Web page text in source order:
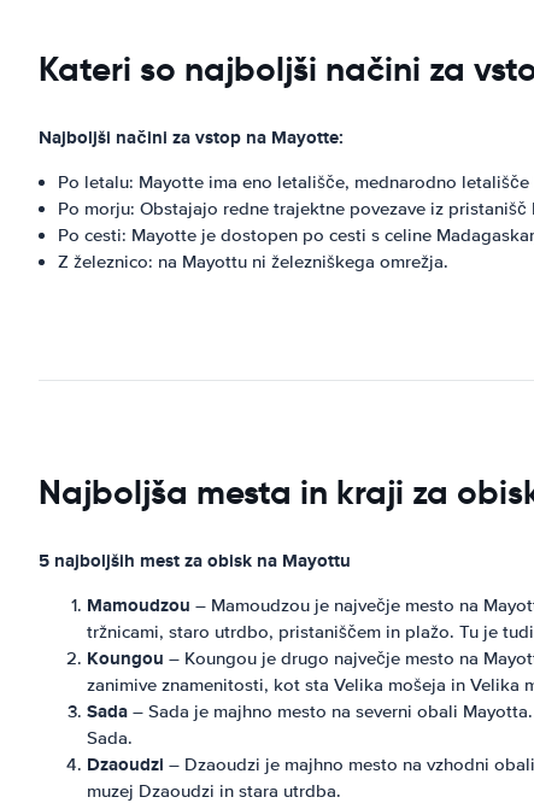
Kateri so najboljši načini za
Najboljši načini za vstop na Mayotte:
Po letalu: Mayotte ima eno letališče, mednarodno
Po morju: Obstajajo redne trajektne povezave iz
Po cesti: Mayotte je dostopen po cesti s celine
Z železnico: na Mayottu ni železniškega omrežja.
Najboljša mesta in kraji za
5 najboljših mest za obisk na Mayottu
Mamoudzou – Mamoudzou je največje mesto na
tržnicami, staro utrdbo, pristaniščem in plažo. Tu je
Koungou – Koungou je drugo največje mesto na
zanimive znamenitosti, kot sta Velika mošeja in Velika
Sada – Sada je majhno mesto na severni obali
Sada.
Dzaoudzi – Dzaoudzi je majhno mesto na vzhodni
muzej Dzaoudzi in stara utrdba.